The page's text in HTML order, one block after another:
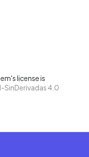
license is
4.0